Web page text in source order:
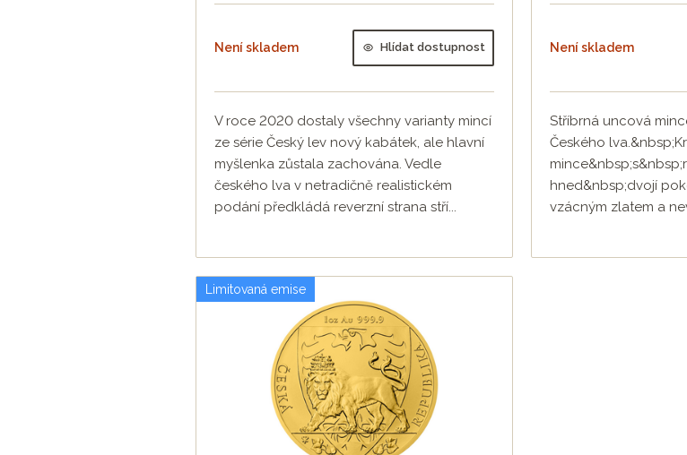
Není skladem Hlídat dostupnost
V roce 2020 dostaly všechny varianty mincí
ze série Český lev nový kabátek, ale hlavní
myšlenka zůstala zachována. Vedle
českého lva v netradičně realistickém
podání předkládá reverzní strana stří...
Není skladem
Stříbrná uncová
Českého
hned&nbsp;dvojí
vzácným zlatem a
Limitovaná emise